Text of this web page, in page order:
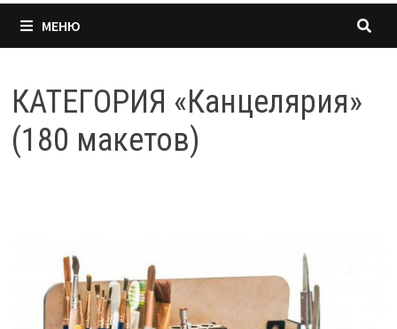
МЕНЮ
КАТЕГОРИЯ «Канцелярия»
(180 макетов)